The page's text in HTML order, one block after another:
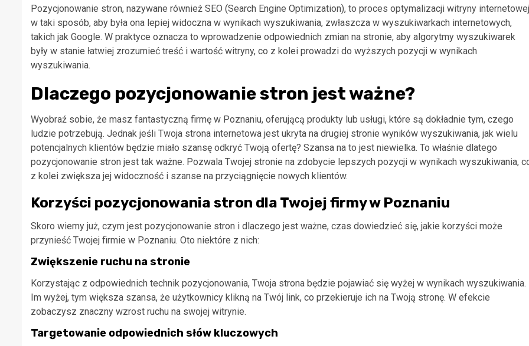
Pozycjonowanie stron, nazywane również SEO (Search Engine Optimization), to proces optymalizacji witryny internetowej
w taki sposób, aby była ona lepiej widoczna w wynikach wyszukiwania, zwłaszcza w wyszukiwarkach internetowych,
takich jak Google. W praktyce oznacza to wprowadzenie odpowiednich zmian na stronie, aby algorytmy wyszukiwarek
były w stanie łatwiej zrozumieć treść i wartość witryny, co z kolei prowadzi do wyższych pozycji w wynikach
wyszukiwania.
Dlaczego pozycjonowanie stron jest ważne?
Wyobraź sobie, że masz fantastyczną firmę w Poznaniu, oferującą produkty lub usługi, które są dokładnie tym, czego
ludzie potrzebują. Jednak jeśli Twoja strona internetowa jest ukryta na drugiej stronie wyników wyszukiwania, jak wielu
potencjalnych klientów będzie miało szansę odkryć Twoją ofertę? Szansa na to jest niewielka. To właśnie dlatego
pozycjonowanie stron jest tak ważne. Pozwala Twojej stronie na zdobycie lepszych pozycji w wynikach wyszukiwania,
z kolei zwiększa jej widoczność i szanse na przyciągnięcie nowych klientów.
Korzyści pozycjonowania stron dla Twojej firmy w Poznaniu
Skoro wiemy już, czym jest pozycjonowanie stron i dlaczego jest ważne, czas dowiedzieć się, jakie korzyści może
przynieść Twojej firmie w Poznaniu. Oto niektóre z nich:
Zwiększenie ruchu na stronie
Korzystając z odpowiednich technik pozycjonowania, Twoja strona będzie pojawiać się wyżej w wynikach wyszukiwania.
Im wyżej, tym większa szansa, że użytkownicy klikną na Twój link, co przekieruje ich na Twoją stronę. W efekcie
zobaczysz znaczny wzrost ruchu na swojej witrynie.
Targetowanie odpowiednich słów kluczowych